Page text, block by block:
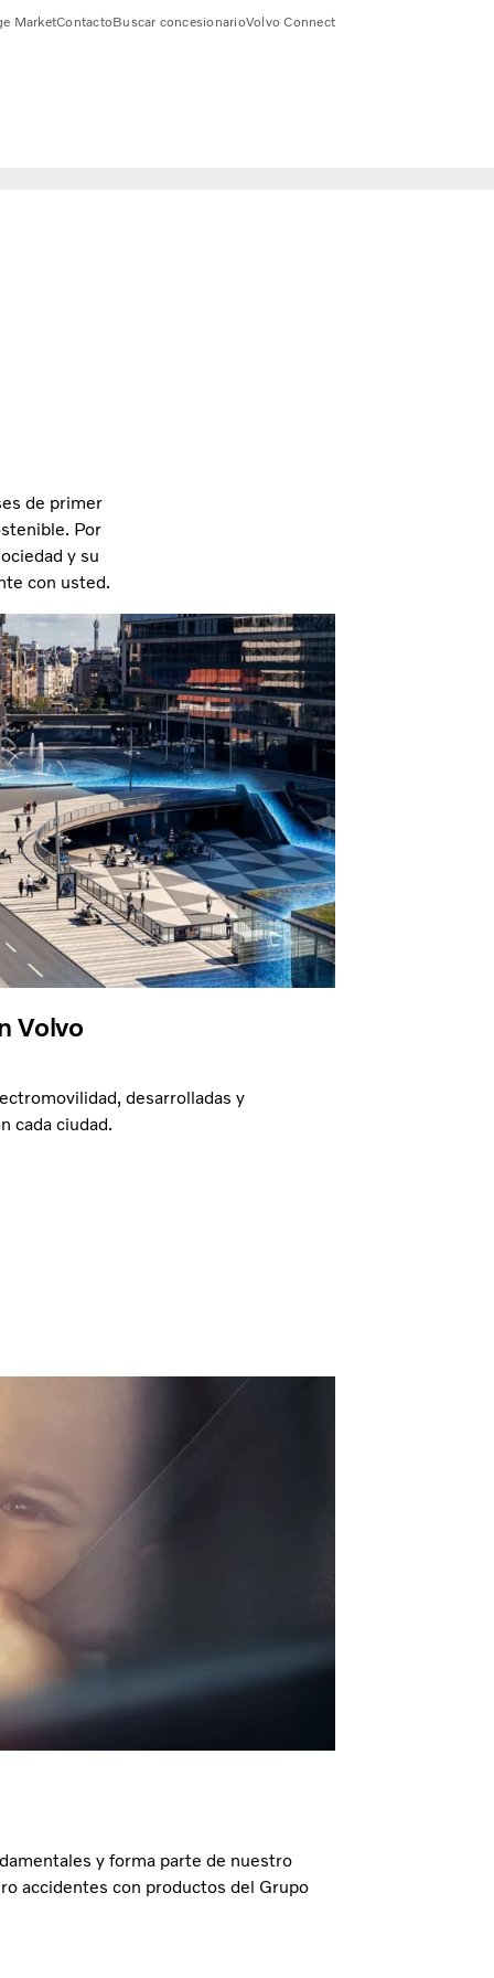
MarketContactoBuscar concesionarioVolvo Connect
de primer
Por
y su
con usted.
Volvo
desarrolladas y
cada ciudad.
y forma parte de nuestro
accidentes con productos del Grupo